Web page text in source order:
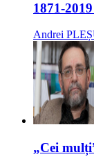
1871-
Andrei
„Cei